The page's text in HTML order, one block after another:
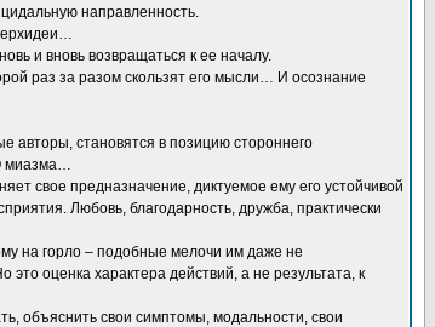
направленность.
и вновь возвращаться к ее началу.
раз за разом скользят его мысли… И осознание
авторы, становятся в позицию стороннего
миазма…
свое предназначение, диктуемое ему его устойчивой
Любовь, благодарность, дружба, практически
на горло – подобные мелочи им даже не
оценка характера действий, а не результата, к
объяснить свои симптомы, модальности, свои